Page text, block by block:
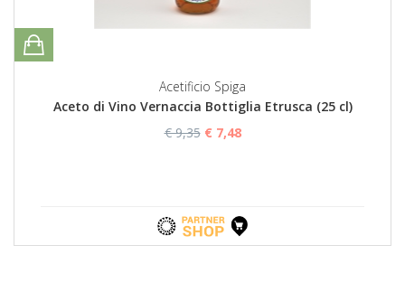
Acetificio Spiga
Aceto di Vino Vernaccia Bottiglia Etrusca (25 cl)
€ 9,35 € 7,48